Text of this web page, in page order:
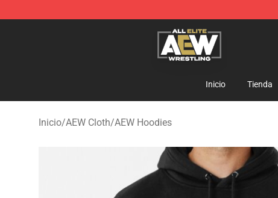
Aew Shop ⚡️ Official Aew Merchandise Store
Inicio Tienda
Inicio/AEW Cloth/AEW Hoodies